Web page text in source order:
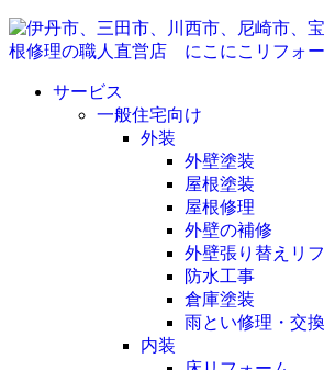
サービス
一般住宅向け
外装
外壁塗装
屋根塗装
屋根修理
外壁の補修
外壁張り替えリ
防水工事
倉庫塗装
雨とい修理・交換
内装